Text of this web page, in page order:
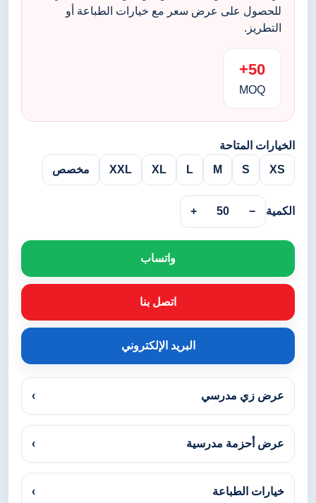
للحصول على عرض سعر مع خيارات الطباعة أو
التطريز.
50+
MOQ
الخيارات المتاحة
XS
S
M
L
XL
XXL مخصص
الكمية −
50
+
واتساب
اتصل بنا
البريد الإلكتروني
عرض زي مدرسي ›
عرض أحزمة مدرسية ›
خيارات الطباعة ›